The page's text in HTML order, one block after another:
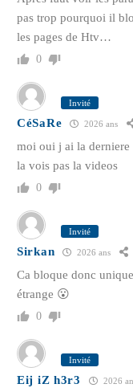
pas trop pourquoi il
les pages de Htv…
0
Invité
CéSaRe 2026 ans
moi oui j ai la derniere
la vois pas la videos
0
Invité
Sirkan 2026 ans
Ca bloque donc
étrange 😮
0
Invité
Eij iZ h3r3 2026